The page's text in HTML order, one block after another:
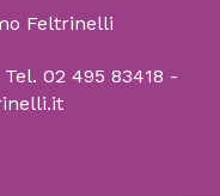
Feltrinelli
Tel. 02 495 83418 -